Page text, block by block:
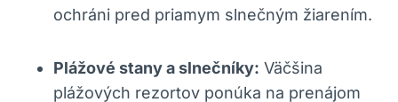
ochráni pred priamym slnečným žiarením.
Plážové stany a slnečníky: Väčšina
plážových rezortov ponúka na prenájom